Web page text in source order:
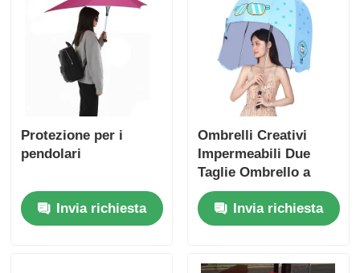
Protezione per i
pendolari
Invia richiesta
Ombrelli Creativi
Impermeabili Due
Taglie Ombrello a
forma di casco 55cm
73cm Larghezza
Invia richiesta